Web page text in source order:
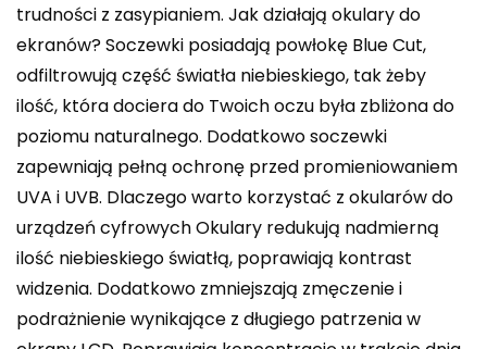
trudności z zasypianiem. Jak działają okulary do
ekranów? Soczewki posiadają powłokę Blue Cut,
odfiltrowują część światła niebieskiego, tak żeby
ilość, która dociera do Twoich oczu była zbliżona do
poziomu naturalnego. Dodatkowo soczewki
zapewniają pełną ochronę przed promieniowaniem
UVA i UVB. Dlaczego warto korzystać z okularów do
urządzeń cyfrowych Okulary redukują nadmierną
ilość niebieskiego światłą, poprawiają kontrast
widzenia. Dodatkowo zmniejszają zmęczenie i
podrażnienie wynikające z długiego patrzenia w